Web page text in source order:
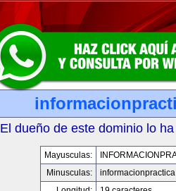
El dueño de este dominio lo
Mayusculas:
Minusculas: